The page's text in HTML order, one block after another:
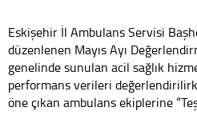
Eskişehir İl Ambulans Servisi
düzenlenen Mayıs Ayı
genelinde sunulan acil sağlık
performans verileri
öne çıkan ambulans ekiplerine